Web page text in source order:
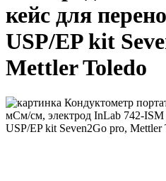
кейс для
USP/EP kit
Mettler Toledo